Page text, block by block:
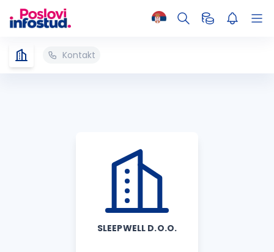
Kontakt
SLEEPWELL D.O.O.